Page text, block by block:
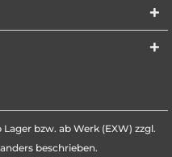
bzw. ab Werk (EXW) zzgl.
beschrieben.